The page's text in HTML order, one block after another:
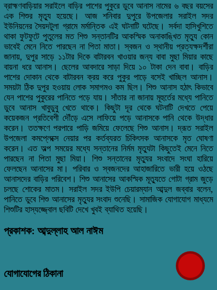
ব্রাহ্মণবাড়িয়ার সরাইলে বাড়ির পাশের পুকুরে ডুবে আনাস নামের ৬ বছর বয়সের
এক শিশুর মৃত্যু হয়েছে। আজ শনিবার দুপুরে উপজেলার সরাইল সদর
ইউনিয়নের সৈয়দটুলা গ্রামে মর্মান্তিক এই ঘটনাটি ঘটেছে। সর্বদা হাসিখুশিতে
থাকা ফুটফুটে পুতুলের মত শিশু সন্তানটির আকস্মিক অনাকাঙ্খিত মৃত্যু কোন
ভাবেই মেনে নিতে পারছেন না পিতা মাতা। স্বজন ও স্থানীয় প্রত্যক্ষদর্শীরা
জানায়, দুপুর সাড়ে ১১টার দিকে বাটারবন খাওয়ার জন্য বাবা মুছা মিয়ার কাছে
বায়না ধরে আনাস। ছেলের আবদারে সাড়া দিয়ে ১০ টাকা দেন বাবা। বাড়ির
পাশের দোকান থেকে বাটারবন ক্রয় করে পুকুর পাড়ে বসেই খাচ্ছিল আনাস।
সময়টা ঠিক দুপুর হওয়ায় লোক সমাগমও কম ছিল। শিশু আনাস হঠাৎ কিভাবে
যেন পাশের পুকুরের পানিতে পড়ে যায়। সাঁতার না জানায় মূহুর্তের মধ্যে পানিতে
ডুবে আনাস খাবুডুবু খেতে থাকে। কিছুটা দূর থেকে ঘটনাটি দেখতে পেয়ে
কয়েকজন প্রতিবেশী দৌঁড়ে এসে লাফিয়ে পড়ে আনাসকে পানি থেকে উদ্ধার
করেন। ততক্ষণে পরপারে পাড়ি জমিয়ে ফেলেছে শিশু আনাস। দ্রূত সরাইল
উপজেলা কমপ্লেক্সে নেয়ার পর কর্তব্যরত চিকিৎসক আনাসকে মৃত ঘোষণা
করেন। এত অল্প সময়ের মধ্যে সন্তানের নির্মম মৃত্যুটা কিছুতেই মেনে নিতে
পারছেন না পিতা মুছা মিয়া। শিশু সন্তানের মৃত্যুর সংবাদে সংঘা হারিয়ে
ফেলছেন আনাসের মা। পরিবার ও স্বজনদের আহাজারিতে ভারী হয়ে ওঠছে
আনাসদের বাড়ির পরিবেশ। শিশু আনাসের আকস্মিক মূত্যুতে গোটা গ্রাম জুড়ে
চলছে শোকের মাতম। সরাইল সদর ইউপি চেয়ারম্যান আব্দুল জব্বার বলেন,
পানিতে ডুবে শিশু আনাসের মৃত্যুর সংবাদ শুনেছি। সামাজিক যোগাযোগ মাধ্যমে
শিশুটির হাস্যজ্জ্বোল ছবিটি দেখে খুবই ব্যাথিত হয়েছি।
প্রকাশক: আব্দুল্লাহ আল নাঈম
যোগাযোগের ঠিকানা